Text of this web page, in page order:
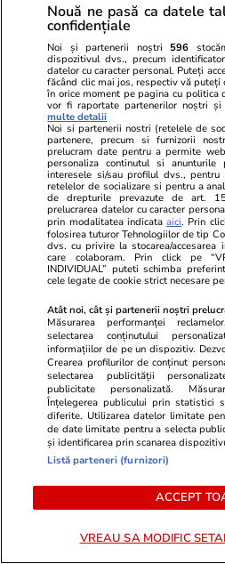
Eli Bin, şeful MDA, a
sute de rachete. „Nu
informaţii despre
Canalul 12, potrivit
1 oct. 2024 - Acum 2 ani
Gardienii Revoluției
Gardienii Revoluţiei,
regimului islamic de la
au lansat zeci de
avertizează că
zdrobitor” în cazul unei
Reuters.
1 oct. 2024 - Acum 2 ani
Peste o sută de
Israel
Potrivit unor publicații
lansat peste 100 de
Nouă ne pasă ca datele
confidențiale
Noi și partenerii noștri 596
dispozitivul dvs., precum
datelor cu caracter personal. Puteți
făcând clic mai jos, respectiv vă
în orice moment pe pagina cu politica
vor fi raportate partenerilor noștri
multe detalii
Noi si partenerii nostri (retelele de
partenere, precum si furnizorii
prelucram date pentru a permite
personaliza continutul si
interesele si/sau profilul dvs.,
retelelor de socializare si pentru a
de drepturile prevazute de art.
prelucrarea datelor cu caracter
prin modalitatea indicataaici. Prin
folosirea tuturor Tehnologiilor de tip
dvs. cu privire la stocarea/
care colaboram. Prin click pe
INDIVIDUAL” puteti schimba
cele legate de cookie strict necesare
Atât noi, cât și partenerii noștri
Măsurarea performanței
selectarea conținutului
informațiilor de pe un dispozitiv.
Crearea profilurilor de conținut
selectarea publicității
publicitate personalizată.
Înțelegerea publicului prin statistici
diferite. Utilizarea datelor limitate
de date limitate pentru a selecta
și identificarea prin scanarea
Listă parteneri (furnizori)
ACCEPT
VREAU SA MODIFIC